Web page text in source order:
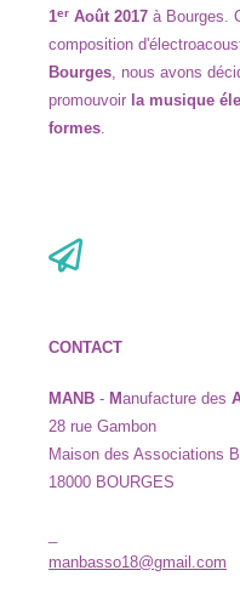
1er Août 2017 à Bourges.
composition d'
Bourges, nous avons
promouvoir la musique
formes.
CONTACT
MANB - Manufacture des
28 rue Gambon
Maison des Associations
18000 BOURGES
manbasso18@gmail.com